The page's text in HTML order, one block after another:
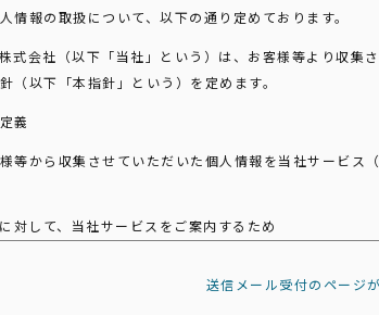
情報の取扱について、以下の通り定めております。
式会社（以下「当社」という）は、お客様等より収集
（以下「本指針」という）を定めます。
義
等から収集させていただいた個人情報を当社サービ
対して、当社サービスをご案内するため
に対して、当社サービスに関するご意見・ご感想を求め
送信メール受付のページ